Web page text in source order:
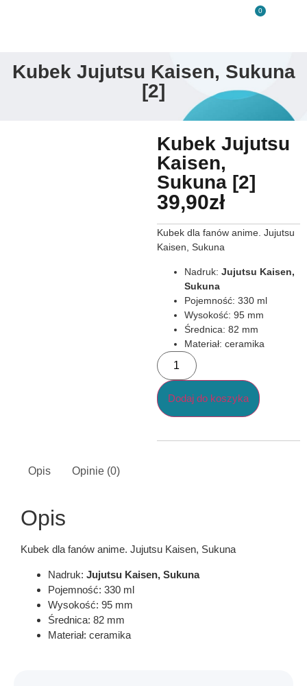
0
Kubek Jujutsu Kaisen, Sukuna
[2]
Kubek Jujutsu
Kaisen,
Sukuna [2]
39,90zł
Kubek dla fanów anime. Jujutsu
Kaisen, Sukuna
Nadruk: Jujutsu Kaisen,
Sukuna
Pojemność: 330 ml
Wysokość: 95 mm
Średnica: 82 mm
Materiał: ceramika
Dodaj do koszyka
Opis Opinie (0)
Opis
Kubek dla fanów anime. Jujutsu Kaisen, Sukuna
Nadruk: Jujutsu Kaisen, Sukuna
Pojemność: 330 ml
Wysokość: 95 mm
Średnica: 82 mm
Materiał: ceramika